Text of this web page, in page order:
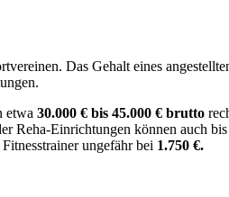
Das Gehalt eines
etwa 30.000 € bis 45.000 € brutto
Reha-Einrichtungen können auch bis
ungefähr bei 1.750 €.